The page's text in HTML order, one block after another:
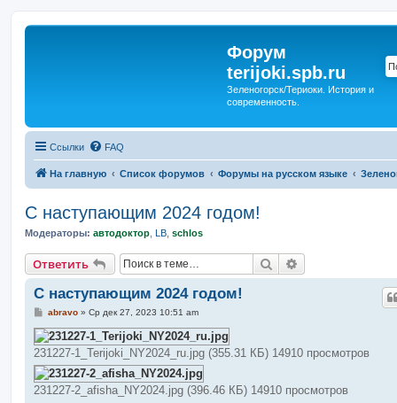
Форум
terijoki.spb.ru
Зеленогорск/Териоки. История и
современность.
Ссылки FAQ
На главную Список форумов Форумы на русском языке
С наступающим 2024 годом!
Модераторы: автодоктор LB schlos
Ответить Поиск
С наступающим 2024 годом!
С
о
б
щ
е
н
и
е
abravo» Ср дек 27, 2023 10:51 am
231227-1_Terijoki_NY2024_ru.jpg (355.31 КБ) 14910 просмотров
231227-2_afisha_NY2024.jpg (396.46 КБ) 14910 просмотров